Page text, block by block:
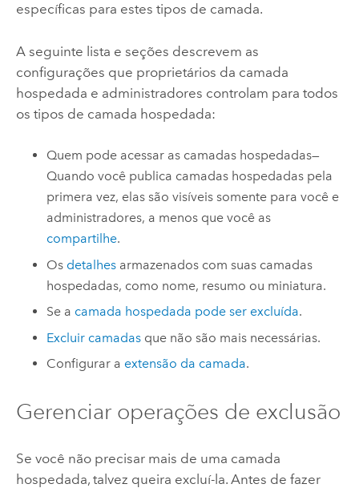
específicas para estes tipos de camada.
A seguinte lista e seções descrevem as
configurações que proprietários da camada
hospedada e administradores controlam para todos
os tipos de camada hospedada:
Quem pode acessar as camadas hospedadas—
Quando você publica camadas hospedadas pela
primera vez, elas são visíveis somente para você e
administradores, a menos que você as
compartilhe.
Os detalhes armazenados com suas camadas
hospedadas, como nome, resumo ou miniatura.
Se a camada hospedada pode ser excluída.
Excluir camadas que não são mais necessárias.
Configurar a extensão da camada.
Gerenciar operações de exclusão
Se você não precisar mais de uma camada
hospedada, talvez queira excluí-la. Antes de fazer